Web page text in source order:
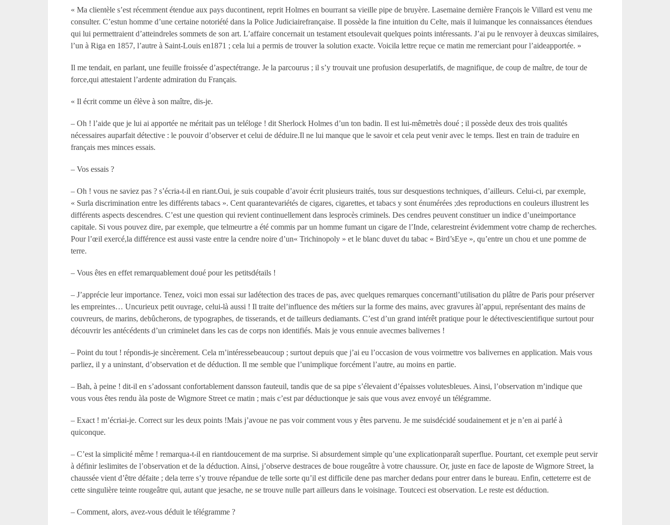
« Ma clientèle s’est récemment étendue aux pays ducontinent, reprit Holmes en bourrant sa vieille pipe de bruyère. Lasemaine dernière François le Villard est venu me
consulter. C’estun homme d’une certaine notoriété dans la Police Judiciairefrançaise. Il possède la fine intuition du Celte, mais il luimanque les connaissances étendues
qui lui permettraient d’atteindreles sommets de son art. L’affaire concernait un testament etsoulevait quelques points intéressants. J’ai pu le renvoyer à deuxcas similaires,
l’un à Riga en 1857, l’autre à Saint-Louis en1871 ; cela lui a permis de trouver la solution exacte. Voicila lettre reçue ce matin me remerciant pour l’aideapportée. »
Il me tendait, en parlant, une feuille froissée d’aspectétrange. Je la parcourus ; il s’y trouvait une profusion desuperlatifs, de magnifique, de coup de maître, de tour de
force,qui attestaient l’ardente admiration du Français.
« Il écrit comme un élève à son maître, dis-je.
– Oh ! l’aide que je lui ai apportée ne méritait pas un teléloge ! dit Sherlock Holmes d’un ton badin. Il est lui-mêmetrès doué ; il possède deux des trois qualités
nécessaires auparfait détective : le pouvoir d’observer et celui de déduire.Il ne lui manque que le savoir et cela peut venir avec le temps. Ilest en train de traduire en
français mes minces essais.
– Vos essais ?
– Oh ! vous ne saviez pas ? s’écria-t-il en riant.Oui, je suis coupable d’avoir écrit plusieurs traités, tous sur desquestions techniques, d’ailleurs. Celui-ci, par exemple,
« Surla discrimination entre les différents tabacs ». Cent quarantevariétés de cigares, cigarettes, et tabacs y sont énumérées ;des reproductions en couleurs illustrent les
différents aspects descendres. C’est une question qui revient continuellement dans lesprocès criminels. Des cendres peuvent constituer un indice d’uneimportance
capitale. Si vous pouvez dire, par exemple, que telmeurtre a été commis par un homme fumant un cigare de l’Inde, celarestreint évidemment votre champ de recherches.
Pour l’œil exercé,la différence est aussi vaste entre la cendre noire d’un« Trichinopoly » et le blanc duvet du tabac « Bird’sEye », qu’entre un chou et une pomme de
terre.
– Vous êtes en effet remarquablement doué pour les petitsdétails !
– J’apprécie leur importance. Tenez, voici mon essai sur ladétection des traces de pas, avec quelques remarques concernantl’utilisation du plâtre de Paris pour préserver
les empreintes… Uncurieux petit ouvrage, celui-là aussi ! Il traite del’influence des métiers sur la forme des mains, avec gravures àl’appui, représentant des mains de
couvreurs, de marins, debûcherons, de typographes, de tisserands, et de tailleurs dediamants. C’est d’un grand intérêt pratique pour le détectivescientifique surtout pour
découvrir les antécédents d’un criminelet dans les cas de corps non identifiés. Mais je vous ennuie avecmes balivernes !
– Point du tout ! répondis-je sincèrement. Cela m’intéressebeaucoup ; surtout depuis que j’ai eu l’occasion de vous voirmettre vos balivernes en application. Mais vous
parliez, il y a uninstant, d’observation et de déduction. Il me semble que l’unimplique forcément l’autre, au moins en partie.
– Bah, à peine ! dit-il en s’adossant confortablement dansson fauteuil, tandis que de sa pipe s’élevaient d’épaisses volutesbleues. Ainsi, l’observation m’indique que
vous vous êtes rendu àla poste de Wigmore Street ce matin ; mais c’est par déductionque je sais que vous avez envoyé un télégramme.
– Exact ! m’écriai-je. Correct sur les deux points !Mais j’avoue ne pas voir comment vous y êtes parvenu. Je me suisdécidé soudainement et je n’en ai parlé à
quiconque.
– C’est la simplicité même ! remarqua-t-il en riantdoucement de ma surprise. Si absurdement simple qu’une explicationparaît superflue. Pourtant, cet exemple peut servir
à définir leslimites de l’observation et de la déduction. Ainsi, j’observe destraces de boue rougeâtre à votre chaussure. Or, juste en face de laposte de Wigmore Street, la
chaussée vient d’être défaite ; dela terre s’y trouve répandue de telle sorte qu’il est difficile dene pas marcher dedans pour entrer dans le bureau. Enfin, cetteterre est de
cette singulière teinte rougeâtre qui, autant que jesache, ne se trouve nulle part ailleurs dans le voisinage. Toutceci est observation. Le reste est déduction.
– Comment, alors, avez-vous déduit le télégramme ?